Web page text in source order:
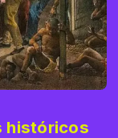
históricos